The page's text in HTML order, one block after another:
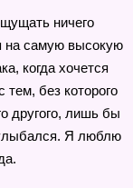
ничего
на самую высокую
когда хочется
без которого
другого, лишь бы
Я люблю